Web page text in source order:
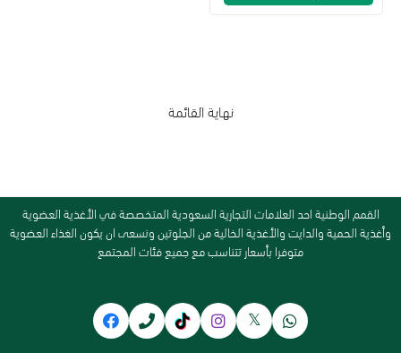
نهاية القائمة
القمم الوطنية احد العلامات التجارية السعودية المتخصصة في الأغذية العضوية
وأغذية الحمية والدايت والأغذية الخالية من الجلوتين ونسعى ان يكون الغذاء العضوية
متوفرا بأسعار تتناسب مع جميع فئات المجتمع